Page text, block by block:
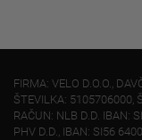
FIRMA: VELO D.O.O.,
ŠTEVILKA: 5105706000,
RAČUN: NLB D.D. IBAN:
PHV D.D., IBAN: SI56